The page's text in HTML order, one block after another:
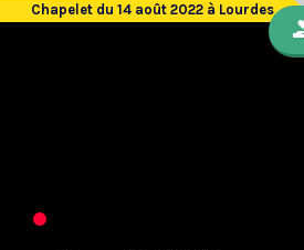
Chapelet du 14 août 2022 à Lourdes